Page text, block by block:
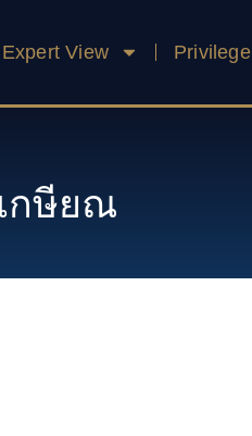
Expert View Privilege
กษียณ